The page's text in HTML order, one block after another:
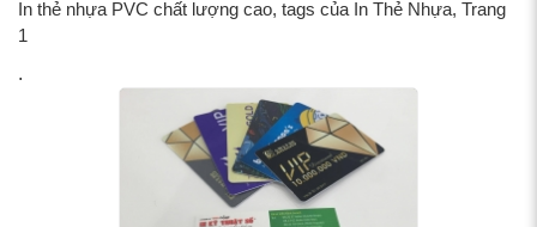
In thẻ nhựa PVC chất lượng cao, tags của In Thẻ Nhựa, Trang
1
.